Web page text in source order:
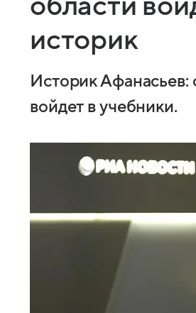
историк
Историк
войдет в учебники.